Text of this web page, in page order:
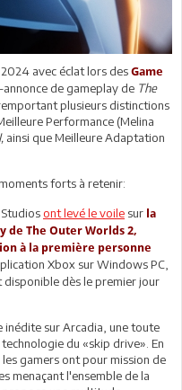
avec éclat lors des Game
annonce de gameplay de The
plusieurs distinctions
Performance (Melina
ainsi que Meilleure Adaptation
forts à retenir:
ont levé le voile sur la
de The Outer Worlds 2,
à la première personne
Xbox sur Windows PC,
disponible dès le premier jour
inédite sur Arcadia, une toute
du «skip drive». En
gamers ont pour mission de
menaçant l'ensemble de la